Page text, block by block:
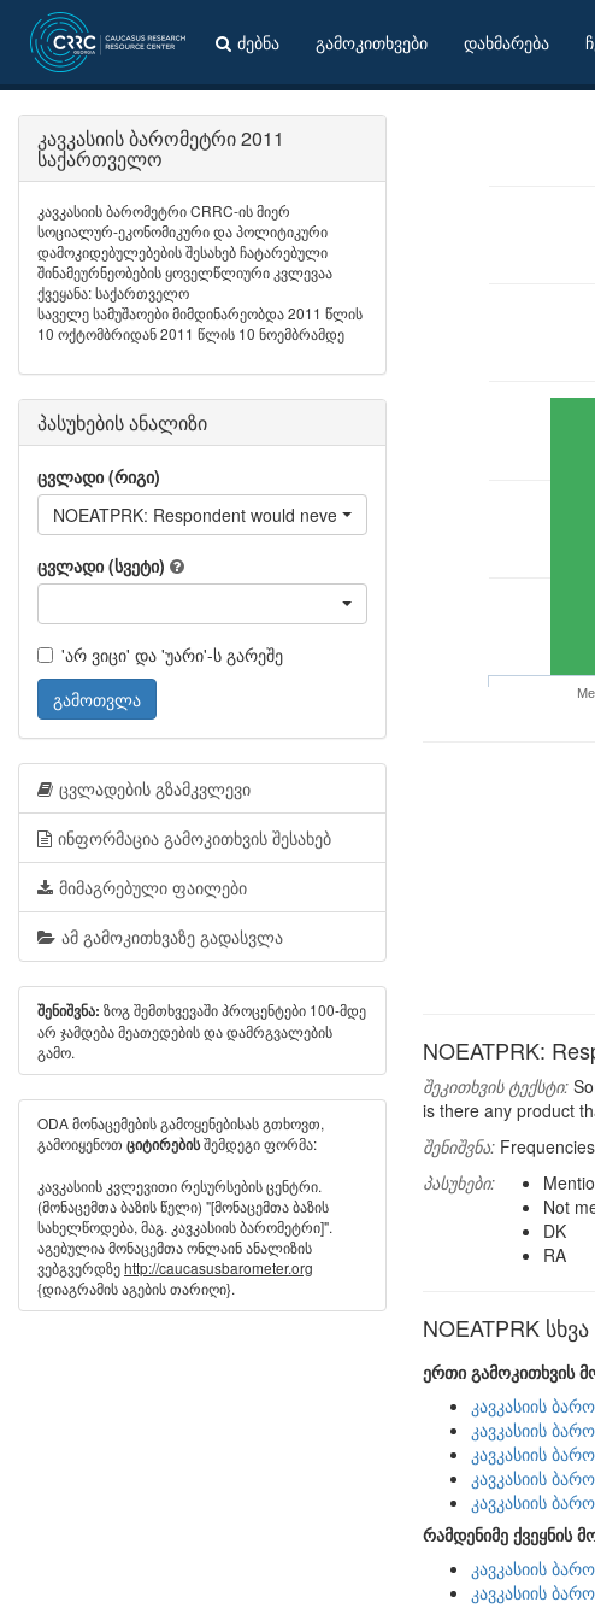
ძებნა გამოკითხვები დახმარება
NOEATPRK:
შეკითხვის ტექსტი:
is there any product
შენიშვნა:
პასუხები:
Not
DK
RA
NOEATPRK
ერთი გამოკითხვის
კავკასიის
კავკასიის
კავკასიის
კავკასიის
კავკასიის
რამდენიმე ქვეყნის
კავკასიის
კავკასიის
კავკასიის ბარომეტრი 2011
საქართველო
კავკასიის ბარომეტრი CRRC-ის მიერ
სოციალურ-ეკონომიკური და პოლიტიკური
დამოკიდებულებების შესახებ ჩატარებული
შინამეურნეობების ყოველწლიური კვლევაა
ქვეყანა: საქართველო
საველე სამუშაოები მიმდინარეობდა 2011 წლის
10 ოქტომბრიდან 2011 წლის 10 ნოემბრამდე
პასუხების ანალიზი
ცვლადი (რიგი)
NOEATPRK: Respondent would never eat - Pork
ცვლადი (სვეტი)
'არ ვიცი' და 'უარი'-ს გარეშე
გამოთვლა
ცვლადების გზამკვლევი
ინფორმაცია გამოკითხვის შესახებ
მიმაგრებული ფაილები
ამ გამოკითხვაზე გადასვლა
შენიშვნა: ზოგ შემთხვევაში პროცენტები 100-მდე
არ ჯამდება მეათედების და დამრგვალების
გამო.
ODA მონაცემების გამოყენებისას გთხოვთ,
გამოიყენოთ ციტირებისშემდეგი ფორმა:
კავკასიის კვლევითი რესურსების ცენტრი.
(მონაცემთა ბაზის წელი) "[მონაცემთა ბაზის
სახელწოდება, მაგ. კავკასიის ბარომეტრი]".
აგებულია მონაცემთა ონლაინ ანალიზის
ვებგვერდზეhttp://caucasusbarometer.org
{დიაგრამის აგების თარიღი}.